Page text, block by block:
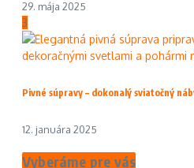
29. mája 2025
3
Pivné súpravy – dokonalý sviatočný
12. januára 2025
Vyberáme pre vás